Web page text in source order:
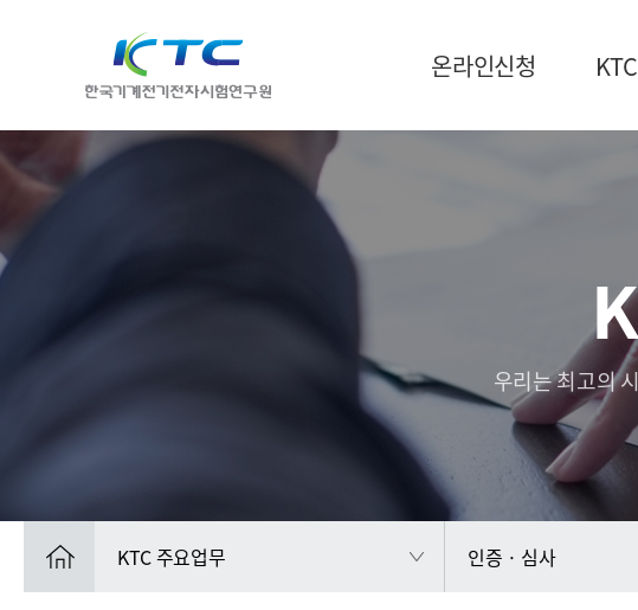
온라인신청
우리는 최고의
KTC 주요업무 인증 · 심사